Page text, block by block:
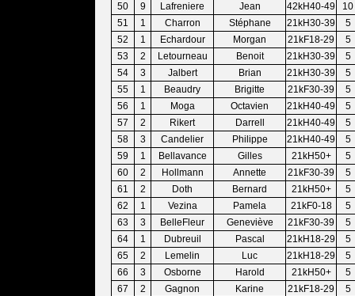
50
9 Lafreniere Jean 42kH40-49
10
51
1 Charron Stéphane 21kH30-39
5
52
1 Echardour Morgan 21kF18-29
5
53
2 Letourneau Benoit 21kH30-39
5
54
3 Jalbert Brian 21kH30-39
5
55
1 Beaudry Brigitte 21kF30-39
5
56
1 Moga Octavien 21kH40-49
5
57
2 Rikert Darrell 21kH40-49
5
58
3 Candelier Philippe 21kH40-49
5
59
1 Bellavance Gilles 21kH50+
5
60
2 Hollmann Annette 21kF30-39
5
61
2 Doth Bernard 21kH50+
5
62
1 Vezina Pamela 21kF0-18
5
63
3 BelleFleur Geneviève 21kF30-39
5
64
1 Dubreuil Pascal 21kH18-29
5
65
2 Lemelin Luc 21kH18-29
5
66
3 Osborne Harold 21kH50+
5
67
2 Gagnon Karine 21kF18-29
5